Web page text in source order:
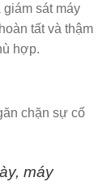
sát máy
tất và thậm
hợp.
chặn sự cố
máy